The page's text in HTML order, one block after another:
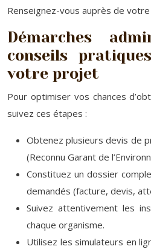
Renseignez-vous auprès de
Démarches
conseils
votre projet
Pour optimiser vos chances
suivez ces étapes :
Obtenez plusieurs devis de
(Reconnu Garant de
Constituez un dossier
demandés (facture, devis,
Suivez attentivement les
chaque organisme.
Utilisez les simulateurs en